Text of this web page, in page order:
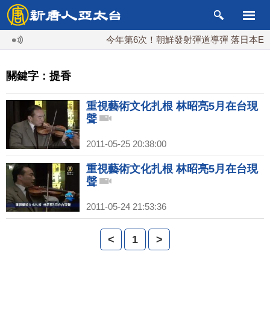
今年第6次！朝鮮發射彈道導彈 落日本EEZ
關鍵字：提香
重視藝術文化扎根 林昭亮5月在台現
聲
2011-05-25 20:38:00
重視藝術文化扎根 林昭亮5月在台現
聲
2011-05-24 21:53:36
< 1 >